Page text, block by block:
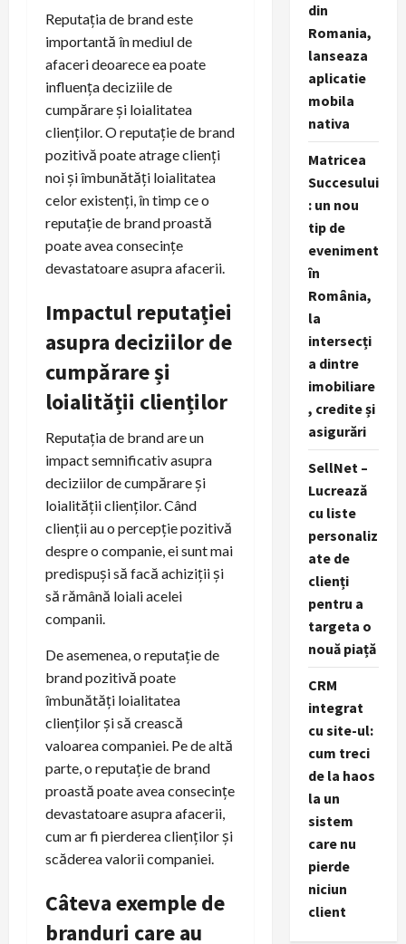
Reputația de brand este
importantă în mediul de
afaceri deoarece ea poate
influența deciziile de
cumpărare și loialitatea
clienților. O reputație de brand
pozitivă poate atrage clienți
noi și îmbunătăți loialitatea
celor existenți, în timp ce o
reputație de brand proastă
poate avea consecințe
devastatoare asupra afacerii.
Impactul reputației
asupra deciziilor de
cumpărare și
loialității clienților
Reputația de brand are un
impact semnificativ asupra
deciziilor de cumpărare și
loialității clienților. Când
clienții au o percepție pozitivă
despre o companie, ei sunt mai
predispuși să facă achiziții și
să rămână loiali acelei
companii.
De asemenea, o reputație de
brand pozitivă poate
îmbunătăți loialitatea
clienților și să crească
valoarea companiei. Pe de altă
parte, o reputație de brand
proastă poate avea consecințe
devastatoare asupra afacerii,
cum ar fi pierderea clienților și
scăderea valorii companiei.
Câteva exemple de
branduri care au
din
Romania,
lanseaza
aplicatie
mobila
nativa
Matricea
Succesului
: un nou
tip de
eveniment
în
România,
la
intersecți
a dintre
imobiliare
, credite și
asigurări
SellNet –
Lucrează
cu liste
personaliz
ate de
clienți
pentru a
targeta o
nouă piață
CRM
integrat
cu site-ul:
cum treci
de la haos
la un
sistem
care nu
pierde
niciun
client